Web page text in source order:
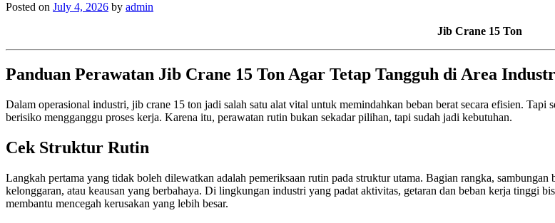
Posted on July 4, 2026 by admin
Jib Crane 15 Ton
Panduan Perawatan Jib Crane 15 Ton Agar Tetap Tangguh di Area
Dalam operasional industri, jib crane 15 ton jadi salah satu alat vital untuk memindahkan beban berat secara efisien.
berisiko mengganggu proses kerja. Karena itu, perawatan rutin bukan sekadar pilihan, tapi sudah jadi kebutuhan.
Cek Struktur Rutin
Langkah pertama yang tidak boleh dilewatkan adalah pemeriksaan rutin pada struktur utama. Bagian rangka,
kelonggaran, atau keausan yang berbahaya. Di lingkungan industri yang padat aktivitas, getaran dan beban kerja tinggi
membantu mencegah kerusakan yang lebih besar.